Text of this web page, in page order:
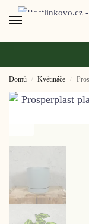
Domů / Květináče /